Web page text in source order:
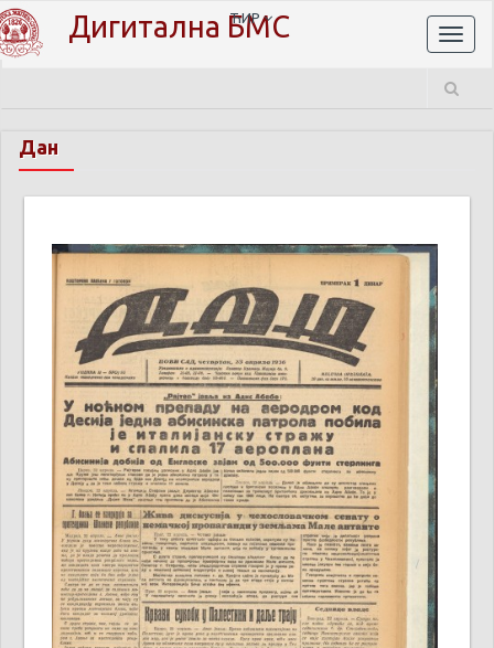
Дигитална БМС
ЋИР
Дан